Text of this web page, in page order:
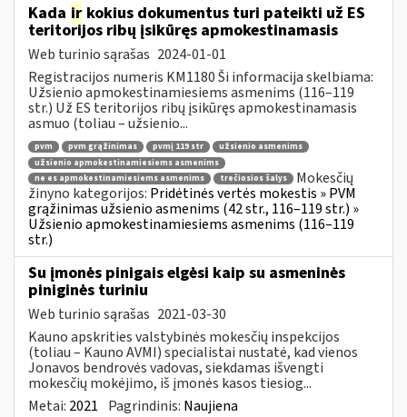
Kada ir kokius dokumentus turi pateikti už ES
teritorijos ribų įsikūręs apmokestinamasis
Web turinio sąrašas 2024-01-01
Registracijos numeris KM1180 Ši informacija skelbiama:
Užsienio apmokestinamiesiems asmenims (116–119
str.) Už ES teritorijos ribų įsikūręs apmokestinamasis
asmuo (toliau – užsienio...
pvm pvm grąžinimas pvmį 119 str
užsienio asmenims
užsienio apmokestinamiesiems asmenims
ne es apmokestinamiesiems asmenims
trečiosios šalys
Mokesčių
žinyno kategorijos: Pridėtinės vertės mokestis » PVM
grąžinimas užsienio asmenims (42 str., 116–119 str.) »
Užsienio apmokestinamiesiems asmenims (116–119
str.)
Su įmonės pinigais elgėsi kaip su asmeninės
piniginės turiniu
Web turinio sąrašas 2021-03-30
Kauno apskrities valstybinės mokesčių inspekcijos
(toliau – Kauno AVMI) specialistai nustatė, kad vienos
Jonavos bendrovės vadovas, siekdamas išvengti
mokesčių mokėjimo, iš įmonės kasos tiesiog...
Metai: 2021 Pagrindinis: Naujiena